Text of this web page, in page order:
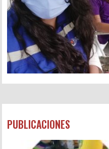
PUBLICACIONES